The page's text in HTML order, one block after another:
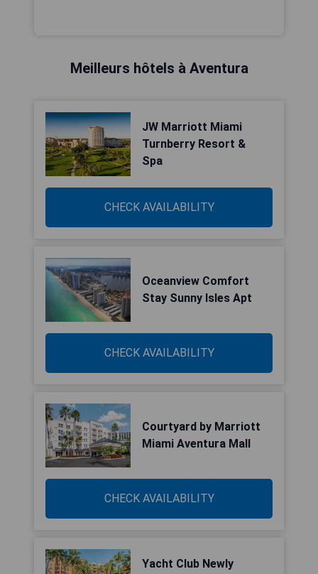
Meilleurs hôtels à Aventura
JW Marriott Miami
Turnberry Resort &
Spa
CHECK AVAILABILITY
Oceanview Comfort
Stay Sunny Isles Apt
CHECK AVAILABILITY
Courtyard by Marriott
Miami Aventura Mall
CHECK AVAILABILITY
Yacht Club Newly